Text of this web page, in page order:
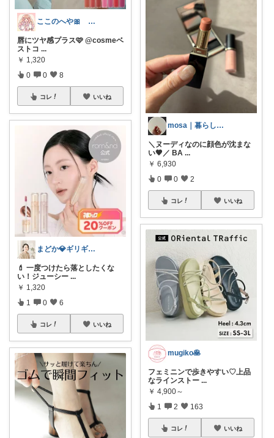
ここのへや🎀 ”新参者です🙂‍↕️
唇にツヤ感プラス🩷 @cosmeベ
ストコ ...
￥ 1,320
0 0 8
コレ いいね
まどか💎ギリギリアラサーOL
💄 一度つけたら落としたくな
い！ジューシー ...
￥ 1,320
1 0 6
コレ いいね
mosa｜暮らしの中で自分を整える
＼ヌーディなのに顔色が沈まな
い🤎／ BA ...
￥ 6,930
0 0 2
コレ いいね
mugiko🥞
フェミニンで歩きやすい♡上品
なラインストー ...
￥ 4,900～
1 2 163
コレ いいね